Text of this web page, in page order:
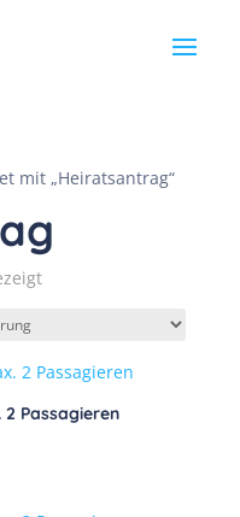
mit „Heiratsantrag“
Passagieren